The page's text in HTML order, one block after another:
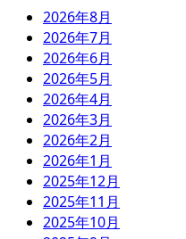
2026年8月
2026年7月
2026年6月
2026年5月
2026年4月
2026年3月
2026年2月
2026年1月
2025年12月
2025年11月
2025年10月